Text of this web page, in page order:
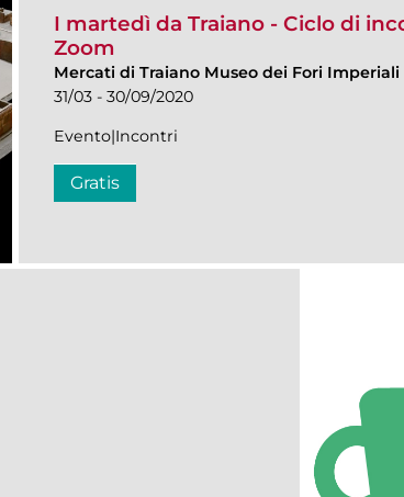
I martedì da Traiano - Ciclo di
Zoom
Mercati di Traiano Museo dei Fori Imperiali
31/03 - 30/09/2020
Evento|Incontri
Gratis